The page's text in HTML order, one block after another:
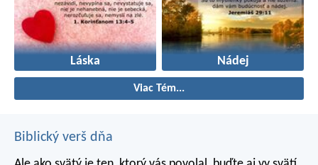
Láska Nádej
Viac Tém...
Biblický verš dňa